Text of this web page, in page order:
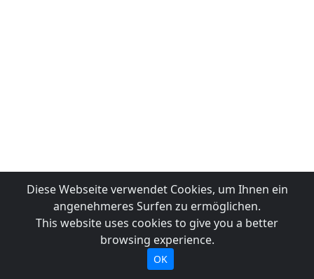
Diese Webseite verwendet Cookies, um Ihnen ein
angenehmeres Surfen zu ermöglichen.
This website uses cookies to give you a better
browsing experience.
OK